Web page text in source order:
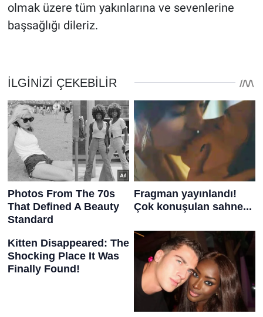
olmak üzere tüm yakınlarına ve sevenlerine
başsağlığı dileriz.